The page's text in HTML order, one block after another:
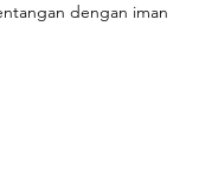
dengan iman